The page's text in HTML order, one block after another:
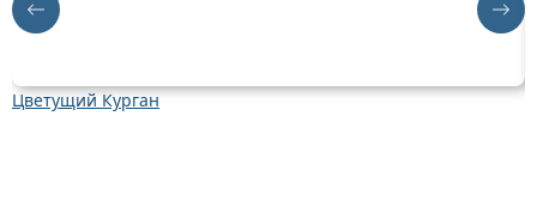
Цветущий Курган